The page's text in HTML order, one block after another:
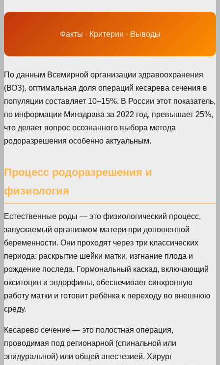
Факты · Критерии · Выводы
По данным Всемирной организации здравоохранения
(ВОЗ), оптимальная доля операций кесарева сечения в
популяции составляет 10–15%. В России этот показатель,
по информации Минздрава за 2022 год, превышает 25%,
что делает вопрос осознанного выбора метода
родоразрешения особенно актуальным.
Процесс родоразрешения и
физиология
Естественные роды — это физиологический процесс,
запускаемый организмом матери при доношенной
беременности. Они проходят через три классических
периода: раскрытие шейки матки, изгнание плода и
рождение последа. Гормональный каскад, включающий
окситоцин и эндорфины, обеспечивает синхронную
работу матки и готовит ребёнка к переходу во внешнюю
среду.
Кесарево сечение — это полостная операция,
проводимая под регионарной (спинальной или
эпидуральной) или общей анестезией. Хирург